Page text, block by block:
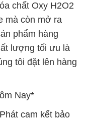
chất Oxy H2O2
mà còn mở ra
phẩm hàng
lượng tối ưu là
tôi đặt lên hàng
Nay*
cam kết bảo